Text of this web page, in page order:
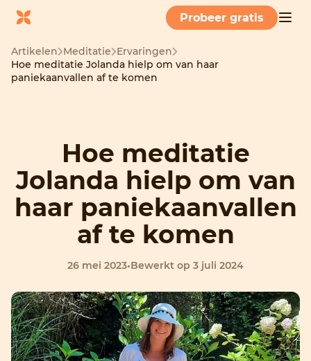
Probeer gratis
Artikelen Meditatie Ervaringen
Hoe meditatie Jolanda hielp om van haar
paniekaanvallen af te komen
Hoe meditatie
Jolanda hielp om van
haar paniekaanvallen
af te komen
26 mei 2023•Bewerkt op 3 juli 2024